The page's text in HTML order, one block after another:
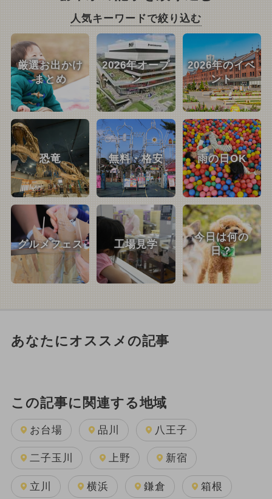
人気キーワードで絞り込む
厳選お出かけ
まとめ
2026年オープ
ン
2026年のイベ
ント
恐竜 無料・格安 雨の日OK
グルメフェス 工場見学
今日は何の
日？
あなたにオススメの記事
この記事に関連する地域
お台場 品川 八王子
二子玉川 上野 新宿
立川 横浜 鎌倉 箱根